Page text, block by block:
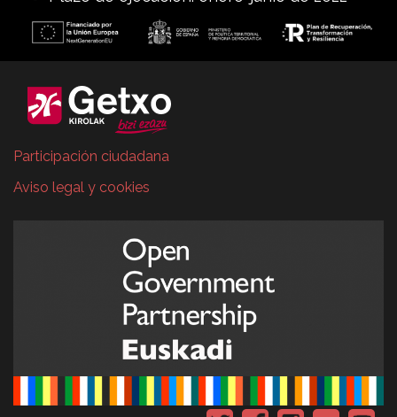
Participación ciudadana
Aviso legal y cookies